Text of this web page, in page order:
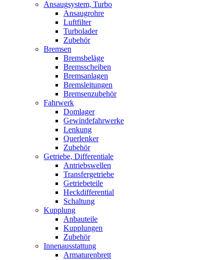
Ansaugsystem, Turbo
Ansaugrohre
Luftfilter
Turbolader
Zubehör
Bremsen
Bremsbeläge
Bremsscheiben
Bremsanlagen
Bremsleitungen
Bremsenzubehör
Fahrwerk
Domlager
Gewindefahrwerke
Lenkung
Querlenker
Zubehör
Getriebe, Differentiale
Antriebswellen
Transfergetriebe
Getriebeteile
Heckdifferential
Schaltung
Kupplung
Anbauteile
Kupplungen
Zubehör
Innenausstattung
Armaturenbrett